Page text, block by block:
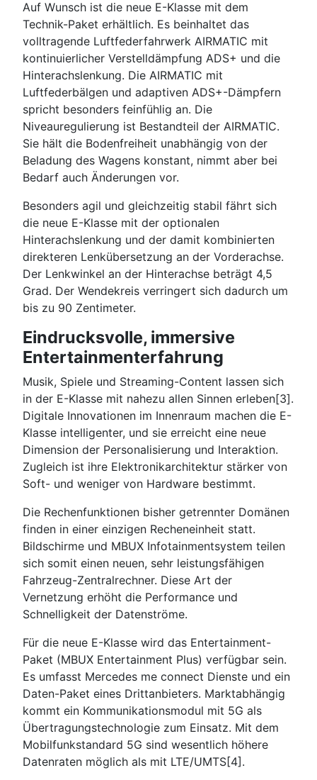
Auf Wunsch ist die neue E-Klasse mit dem
Technik-Paket erhältlich. Es beinhaltet das
volltragende Luftfederfahrwerk AIRMATIC mit
kontinuierlicher Verstelldämpfung ADS+ und die
Hinterachslenkung. Die AIRMATIC mit
Luftfederbälgen und adaptiven ADS+-Dämpfern
spricht besonders feinfühlig an. Die
Niveauregulierung ist Bestandteil der AIRMATIC.
Sie hält die Bodenfreiheit unabhängig von der
Beladung des Wagens konstant, nimmt aber bei
Bedarf auch Änderungen vor.
Besonders agil und gleichzeitig stabil fährt sich
die neue E-Klasse mit der optionalen
Hinterachslenkung und der damit kombinierten
direkteren Lenkübersetzung an der Vorderachse.
Der Lenkwinkel an der Hinterachse beträgt 4,5
Grad. Der Wendekreis verringert sich dadurch um
bis zu 90 Zentimeter.
Eindrucksvolle, immersive
Entertainmenterfahrung
Musik, Spiele und Streaming-Content lassen sich
in der E-Klasse mit nahezu allen Sinnen erleben[3].
Digitale Innovationen im Innenraum machen die E-
Klasse intelligenter, und sie erreicht eine neue
Dimension der Personalisierung und Interaktion.
Zugleich ist ihre Elektronikarchitektur stärker von
Soft- und weniger von Hardware bestimmt.
Die Rechenfunktionen bisher getrennter Domänen
finden in einer einzigen Recheneinheit statt.
Bildschirme und MBUX Infotainmentsystem teilen
sich somit einen neuen, sehr leistungsfähigen
Fahrzeug-Zentralrechner. Diese Art der
Vernetzung erhöht die Performance und
Schnelligkeit der Datenströme.
Für die neue E-Klasse wird das Entertainment-
Paket (MBUX Entertainment Plus) verfügbar sein.
Es umfasst Mercedes me connect Dienste und ein
Daten-Paket eines Drittanbieters. Marktabhängig
kommt ein Kommunikationsmodul mit 5G als
Übertragungstechnologie zum Einsatz. Mit dem
Mobilfunkstandard 5G sind wesentlich höhere
Datenraten möglich als mit LTE/UMTS[4].